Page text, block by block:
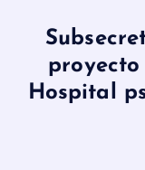
Hospital